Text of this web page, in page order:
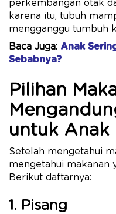
perkembangan otak
karena itu, tubuh
mengganggu tumbuh
Baca Juga: Anak
Sebabnya?
Pilihan
untuk Anak
Setelah mengetahui
mengetahui makanan
Berikut daftarnya:
1. Pisang